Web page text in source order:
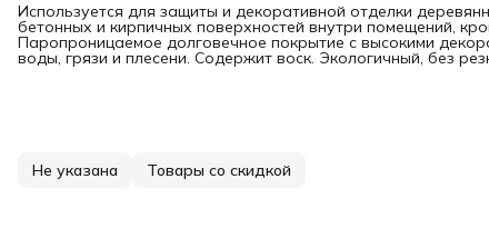
Используется для защиты и декоративной отделки
бетонных и кирпичных поверхностей внутри помещений,
Паропроницаемое долговечное покрытие с высокими
воды, грязи и плесени. Содержит воск. Экологичный, без
Не указана Товары со скидкой